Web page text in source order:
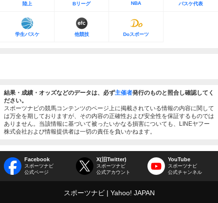
陸上 Bリーグ NBA バスケ代表
学生バスケ 他競技 Doスポーツ
結果・成績・オッズなどのデータは、必ず主催者発行のものと照合し確認してく
ださい。
スポーツナビの競馬コンテンツのページ上に掲載されている情報の内容に関して
は万全を期しておりますが、その内容の正確性および安全性を保証するものでは
ありません。当該情報に基づいて被ったいかなる損害についても、LINEヤフー
株式会社および情報提供者は一切の責任を負いかねます。
Facebook
スポーツナビ
公式ページ
X(旧Twitter)
スポーツナビ
公式アカウント
YouTube
スポーツナビ
公式チャンネル
スポーツナビ Yahoo! JAPAN